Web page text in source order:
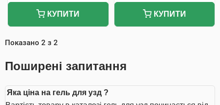
КУПИТИ КУПИТИ
Показано 2 з 2
Поширені запитання
Яка ціна на гель для узд ?